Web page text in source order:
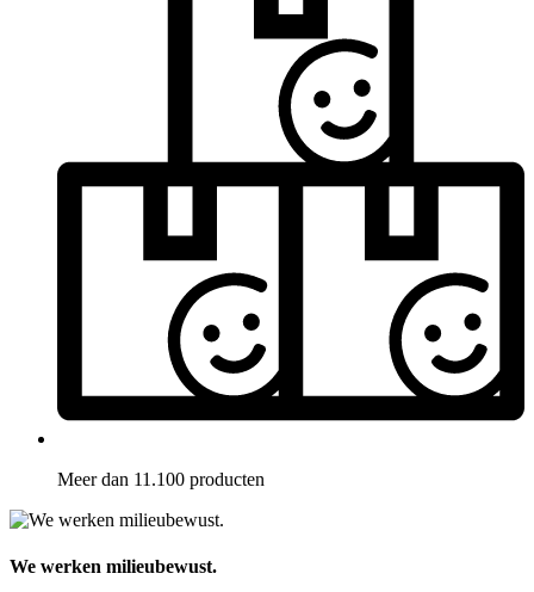
Meer dan 11.100 producten
We werken milieubewust.